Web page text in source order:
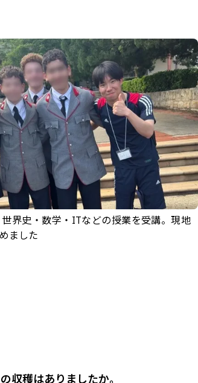
界史・数学・ITなどの授業を受講。現地
ました
収穫はありましたか。